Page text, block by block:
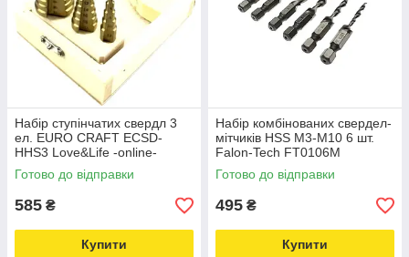
Набір ступінчатих свердл 3
ел. EURO CRAFT ECSD-
HHS3 Love&Life -online-
multimarket-
Готово до відправки
585 ₴
Купити
Набір комбінованих свердел-
мітчиків HSS M3-M10 6 шт.
Falon-Tech FT0106M
Love&Life -online-multimarket-
Готово до відправки
495 ₴
Купити